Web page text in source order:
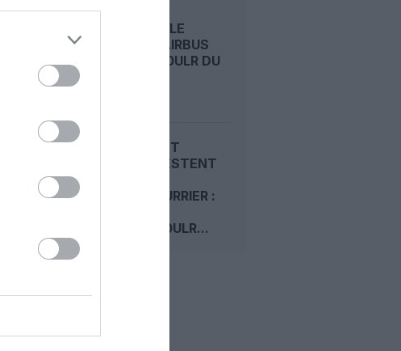
QANTAS : LE
PREMIER AIRBUS
A350-1000ULR DU
QANTAS ET
AIRBUS TESTENT
LONG‑COURRIER :
A350‑1000ULR...